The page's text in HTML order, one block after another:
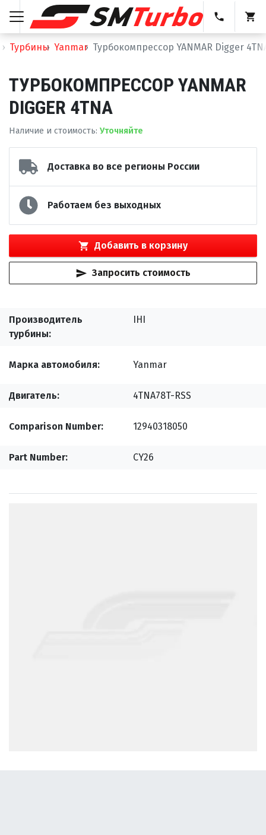
Турбины Yanmar Турбокомпрессор YANMAR Digger
ТУРБОКОМПРЕССОР YANMAR
DIGGER 4TNA
Наличие и стоимость: Уточняйте
Доставка во все регионы России
Работаем без выходных
Добавить в корзину
Запросить стоимость
Производитель
турбины
IHI
Марка автомобиля Yanmar
Двигатель 4TNA78T-RSS
Comparison Number 12940318050
Part Number CY26